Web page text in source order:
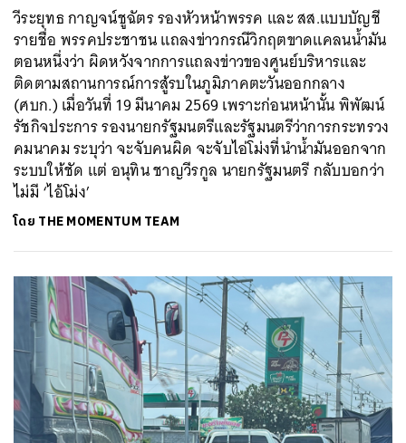
วีระยุทธ กาญจน์ชูฉัตร รองหัวหน้าพรรค และ สส.แบบบัญชี
รายชื่อ พรรคประชาชน แถลงข่าวกรณีวิกฤตขาดแคลนน้ำมัน
ตอนหนึ่งว่า ผิดหวังจากการแถลงข่าวของศูนย์บริหารและ
ติดตามสถานการณ์การสู้รบในภูมิภาคตะวันออกกลาง
(ศบก.) เมื่อวันที่ 19 มีนาคม 2569 เพราะก่อนหน้านั้น พิพัฒน์
รัชกิจประการ รองนายกรัฐมนตรีและรัฐมนตรีว่าการกระทรวง
คมนาคม ระบุว่า จะจับคนผิด จะจับไอ่โม่งที่นำน้ำมันออกจาก
ระบบให้ชัด แต่ อนุทิน ชาญวีรกูล นายกรัฐมนตรี กลับบอกว่า
ไม่มี ‘ไอ้โม่ง’
โดย THE MOMENTUM TEAM